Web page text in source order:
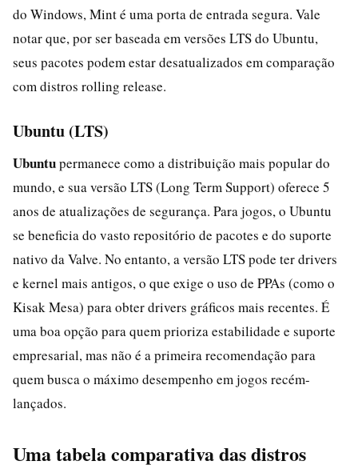
do Windows, Mint é uma porta de entrada segura. Vale
notar que, por ser baseada em versões LTS do Ubuntu,
seus pacotes podem estar desatualizados em comparação
com distros rolling release.
Ubuntu (LTS)
Ubuntupermanece como a distribuição mais popular do
mundo, e sua versão LTS (Long Term Support) oferece 5
anos de atualizações de segurança. Para jogos, o Ubuntu
se beneficia do vasto repositório de pacotes e do suporte
nativo da Valve. No entanto, a versão LTS pode ter drivers
e kernel mais antigos, o que exige o uso de PPAs (como o
Kisak Mesa) para obter drivers gráficos mais recentes. É
uma boa opção para quem prioriza estabilidade e suporte
empresarial, mas não é a primeira recomendação para
quem busca o máximo desempenho em jogos recém-
lançados.
Uma tabela comparativa das distros